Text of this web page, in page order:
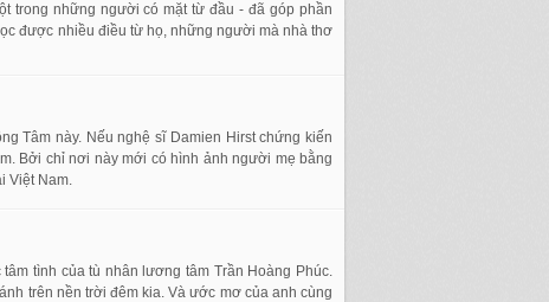
trong những người có mặt từ đầu - đã góp phần
được nhiều điều từ họ, những người mà nhà thơ
Tâm này. Nếu nghệ sĩ Damien Hirst chứng kiến
Bởi chỉ nơi này mới có hình ảnh người mẹ bằng
Việt Nam.
tình của tù nhân lương tâm Trần Hoàng Phúc.
trên nền trời đêm kia. Và ước mơ của anh cùng